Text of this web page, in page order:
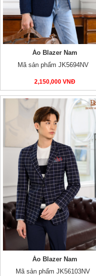
Áo Blazer Nam
Mã sản phẩm JK5694NV
2,150,000 VNĐ
Áo Blazer Nam
Mã sản phẩm JK56103NV